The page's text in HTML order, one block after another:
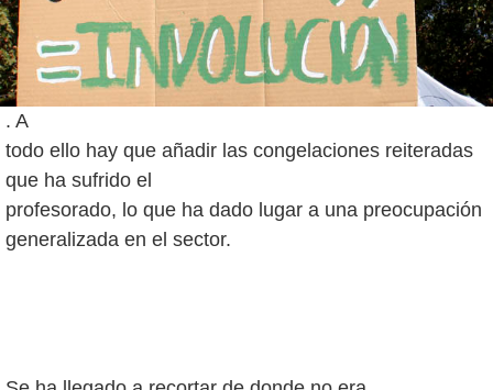
. A
todo ello hay que añadir las congelaciones reiteradas
que ha sufrido el
profesorado, lo que ha dado lugar a una preocupación
generalizada en el sector.